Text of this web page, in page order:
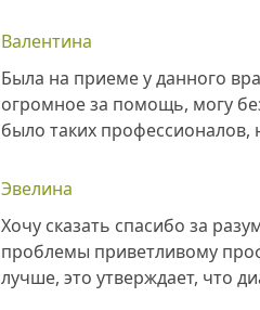
Валентина
Была на приеме у данного
огромное за помощь, могу
было таких
Эвелина
Хочу сказать спасибо за
проблемы приветливому
лучше, это утверждает, что